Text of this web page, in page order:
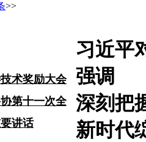
>>
术奖励大会
第十一次全
讲话
习近平
强调
深刻把
新时代